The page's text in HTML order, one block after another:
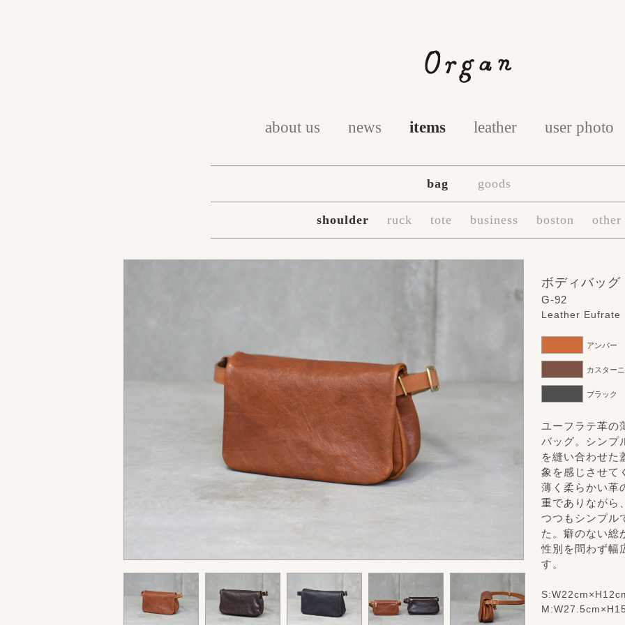
about us news items leather user photo
bag goods
shoulder ruck tote business boston other
ボディバッグ
G-92
Leather Eufrate
アンバー
カスター
ブラック
ユーフラテ革の
バッグ。シンプ
を縫い合わせた
象を感じさせて
薄く柔らかい革
重でありながら
つつもシンプル
た。癖のない総
性別を問わず幅
す。